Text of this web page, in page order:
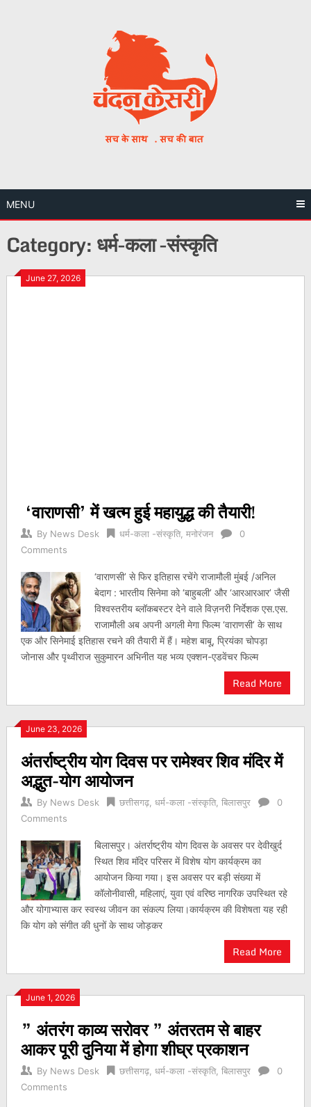
MENU
Category:धर्म-कला -संस्कृति
June 27, 2026
‘वाराणसी’ में खत्म हुई महायुद्ध की तैयारी!
By News Desk धर्म-कला -संस्कृति, मनोरंजन
0
Comments
‘वाराणसी’ से फिर इतिहास रचेंगे राजामौली मुंबई /अनिल
बेदाग : भारतीय सिनेमा को ‘बाहुबली’ और ‘आरआरआर’ जैसी
विश्वस्तरीय ब्लॉकबस्टर देने वाले विज़नरी निर्देशक एस.एस.
राजामौली अब अपनी अगली मेगा फिल्म ‘वाराणसी’ के साथ
एक और सिनेमाई इतिहास रचने की तैयारी में हैं। महेश बाबू, प्रियंका चोपड़ा
जोनास और पृथ्वीराज सुकुमारन अभिनीत यह भव्य एक्शन-एडवेंचर फिल्म
Read More
June 23, 2026
अंतर्राष्ट्रीय योग दिवस पर रामेश्वर शिव मंदिर में
अद्भुत-योग आयोजन
By News Desk छत्तीसगढ़, धर्म-कला -संस्कृति, बिलासपुर
0
Comments
बिलासपुर। अंतर्राष्ट्रीय योग दिवस के अवसर पर देवीखुर्द
स्थित शिव मंदिर परिसर में विशेष योग कार्यक्रम का
आयोजन किया गया। इस अवसर पर बड़ी संख्या में
कॉलोनीवासी, महिलाएं, युवा एवं वरिष्ठ नागरिक उपस्थित रहे
और योगाभ्यास कर स्वस्थ जीवन का संकल्प लिया।कार्यक्रम की विशेषता यह रही
कि योग को संगीत की धुनों के साथ जोड़कर
Read More
June 1, 2026
” अंतरंग काव्य सरोवर ” अंतरतम से बाहर
आकर पूरी दुनिया में होगा शीघ्र प्रकाशन
By News Desk छत्तीसगढ़, धर्म-कला -संस्कृति, बिलासपुर
0
Comments